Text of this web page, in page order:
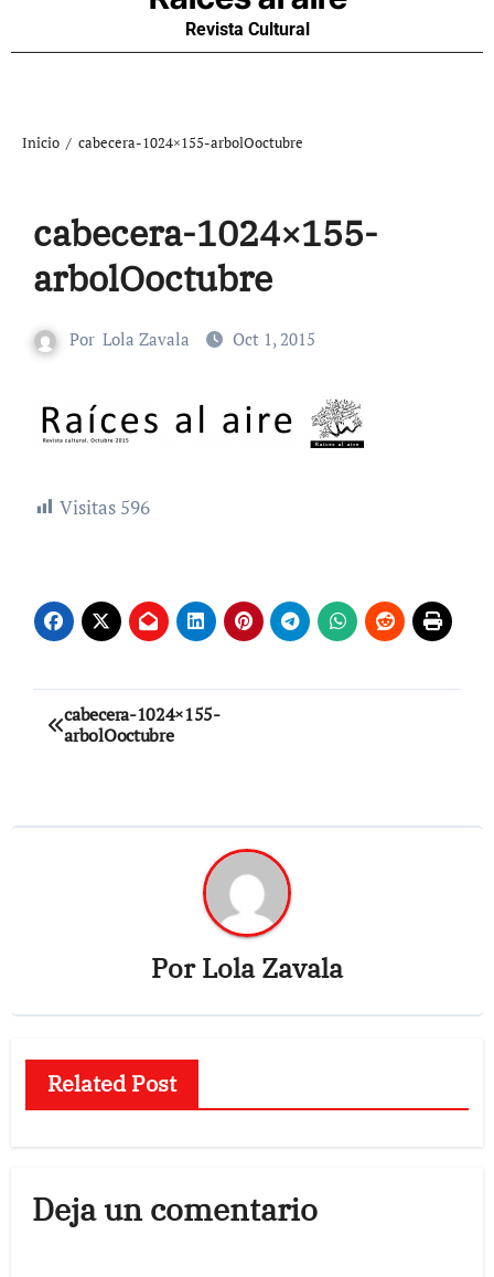
Revista Cultural
Inicio cabecera-1024×155-arbolOoctubre
cabecera-1024×155-
arbolOoctubre
Por Lola Zavala Oct 1, 2015
Visitas 596
Navegación
de
cabecera-1024×155-
arbolOoctubre
PorLola Zavala
Related Post
Deja un comentario